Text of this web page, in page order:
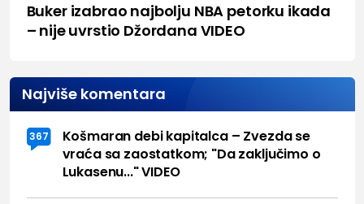
Buker izabrao najbolju NBA petorku ikada
– nije uvrstio Džordana VIDEO
Najviše komentara
367
Košmaran debi kapitalca – Zvezda se
vraća sa zaostatkom; "Da zaključimo o
Lukasenu..." VIDEO